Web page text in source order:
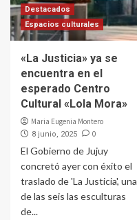
Destacados
Espacios culturales
«La Justicia» ya se
encuentra en el
esperado Centro
Cultural «Lola Mora»
Maria Eugenia Montero
8 junio, 2025 0
El Gobierno de Jujuy
concretó ayer con éxito el
traslado de 'La Justicia', una
de las seis las esculturas
de...